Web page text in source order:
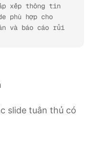
xếp thông tin
phù hợp cho
và báo cáo rủi
slide tuân thủ có